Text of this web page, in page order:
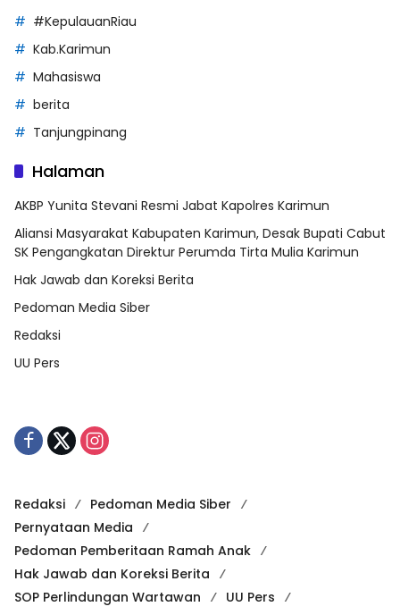
#KepulauanRiau
Kab.Karimun
Mahasiswa
berita
Tanjungpinang
Halaman
AKBP Yunita Stevani Resmi Jabat Kapolres Karimun
Aliansi Masyarakat Kabupaten Karimun, Desak Bupati Cabut
SK Pengangkatan Direktur Perumda Tirta Mulia Karimun
Hak Jawab dan Koreksi Berita
Pedoman Media Siber
Redaksi
UU Pers
Redaksi
Pedoman Media Siber
Pernyataan Media
Pedoman Pemberitaan Ramah Anak
Hak Jawab dan Koreksi Berita
SOP Perlindungan Wartawan
UU Pers